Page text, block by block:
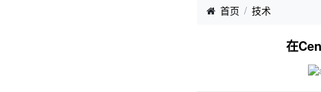
首页 技术
在